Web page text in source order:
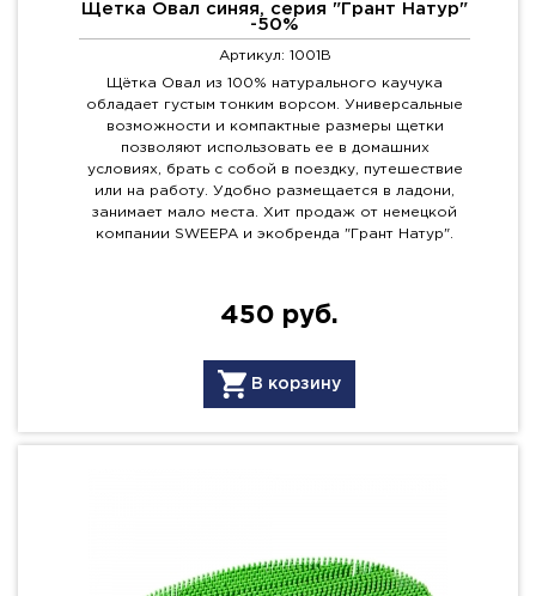
Щетка Овал синяя, серия "Грант Натур"
-50%
Артикул: 1001B
Щётка Овал из 100% натурального каучука
обладает густым тонким ворсом. Универсальные
возможности и компактные размеры щетки
позволяют использовать ее в домашних
условиях, брать с собой в поездку, путешествие
или на работу. Удобно размещается в ладони,
занимает мало места. Хит продаж от немецкой
компании SWEEPA и экобренда "Грант Натур".
450 руб.
В корзину